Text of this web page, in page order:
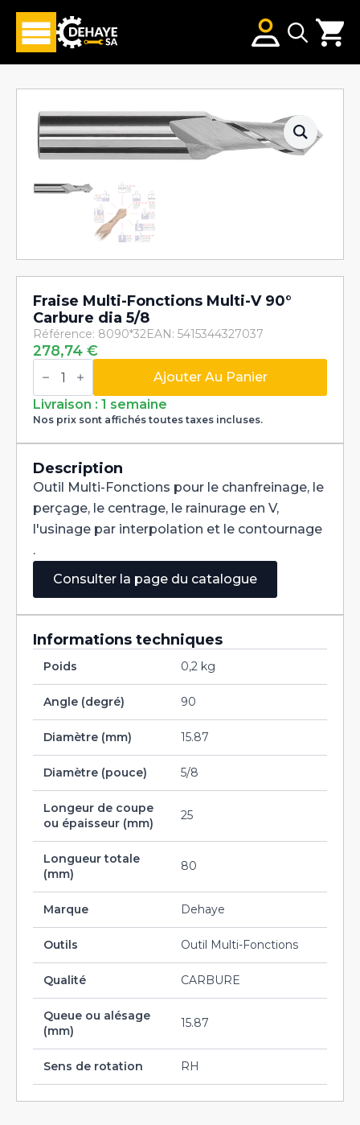
Fraise Multi-Fonctions Multi-V 90°
Carbure dia 5/8
Référence: 8090*32EAN: 5415344327037
278,74 €
quantité
de
Multi-
Fonctions
Multi-
V
Carbure
dia
5/8
Ajouter Au Panier
Livraison : 1 semaine
Nos prix sont affichés toutes taxes incluses.
Description
Outil Multi-Fonctions pour le chanfreinage, le
perçage, le centrage, le rainurage en V,
l'usinage par interpolation et le contournage
.
Consulter la page du catalogue
Informations techniques
Poids 0,2 kg
Angle (degré) 90
Diamètre (mm) 15.87
Diamètre (pouce) 5/8
Longeur de coupe
ou épaisseur (mm)
25
Longueur totale
(mm)
80
Marque Dehaye
Outils Outil Multi-Fonctions
Qualité CARBURE
Queue ou alésage
(mm)
15.87
Sens de rotation RH